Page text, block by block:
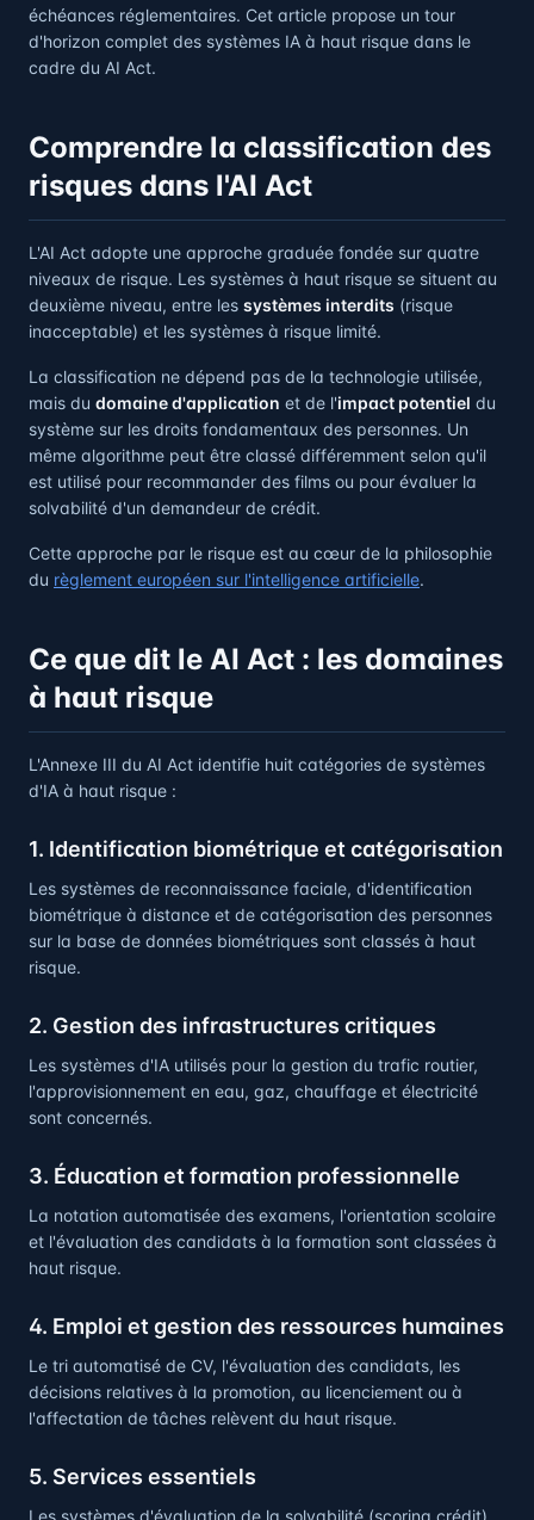
échéances réglementaires. Cet article propose un tour
d'horizon complet des systèmes IA à haut risque dans le
cadre du AI Act.
Comprendre la classification des
risques dans l'AI Act
L'AI Act adopte une approche graduée fondée sur quatre
niveaux de risque. Les systèmes à haut risque se situent au
deuxième niveau, entre les systèmes interdits (risque
inacceptable) et les systèmes à risque limité.
La classification ne dépend pas de la technologie utilisée,
mais du domaine d'application et de l'impact potentiel du
système sur les droits fondamentaux des personnes. Un
même algorithme peut être classé différemment selon qu'il
est utilisé pour recommander des films ou pour évaluer la
solvabilité d'un demandeur de crédit.
Cette approche par le risque est au cœur de la philosophie
du règlement européen sur l'intelligence artificielle.
Ce que dit le AI Act : les domaines
à haut risque
L'Annexe III du AI Act identifie huit catégories de systèmes
d'IA à haut risque :
1. Identification biométrique et catégorisation
Les systèmes de reconnaissance faciale, d'identification
biométrique à distance et de catégorisation des personnes
sur la base de données biométriques sont classés à haut
risque.
2. Gestion des infrastructures critiques
Les systèmes d'IA utilisés pour la gestion du trafic routier,
l'approvisionnement en eau, gaz, chauffage et électricité
sont concernés.
3. Éducation et formation professionnelle
La notation automatisée des examens, l'orientation scolaire
et l'évaluation des candidats à la formation sont classées à
haut risque.
4. Emploi et gestion des ressources humaines
Le tri automatisé de CV, l'évaluation des candidats, les
décisions relatives à la promotion, au licenciement ou à
l'affectation de tâches relèvent du haut risque.
5. Services essentiels
Les systèmes d'évaluation de la solvabilité (scoring crédit),